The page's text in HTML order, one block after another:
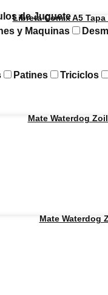
de Juguete
y Maquinas
Patines Triciclos
Libreta Comix A5
Mate Waterdog
Mate Waterdog